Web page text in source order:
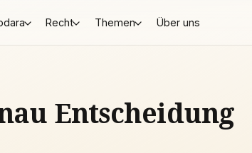
Recht Themen Über uns
Entscheidung